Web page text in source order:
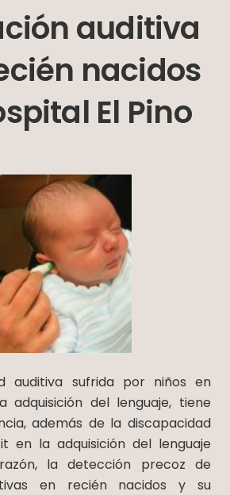
auditiva
nacidos
El Pino
auditiva sufrida por niños en
adquisición del lenguaje, tiene
además de la discapacidad
en la adquisición del lenguaje
la detección precoz de
en recién nacidos y su